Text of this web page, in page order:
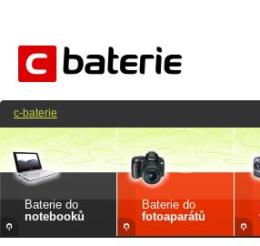
Baterie do
notebooků
Baterie do
fotoaparátů
c-baterie